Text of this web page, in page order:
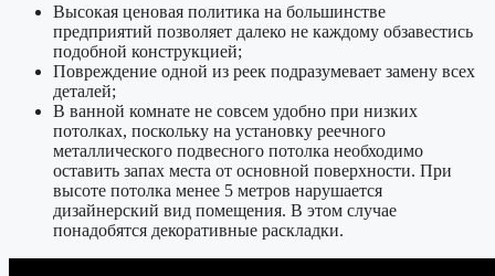
Высокая ценовая политика на большинстве
предприятий позволяет далеко не каждому обзавестись
подобной конструкцией;
Повреждение одной из реек подразумевает замену всех
деталей;
В ванной комнате не совсем удобно при низких
потолках, поскольку на установку реечного
металлического подвесного потолка необходимо
оставить запах места от основной поверхности. При
высоте потолка менее 5 метров нарушается
дизайнерский вид помещения. В этом случае
понадобятся декоративные раскладки.